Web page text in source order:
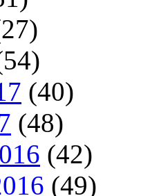
(40)
(48)
(42)
(49)